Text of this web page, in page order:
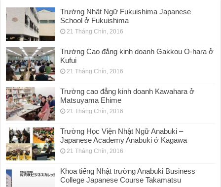
Trường Nhật Ngữ Fukuishima Japanese
School ở Fukuishima
21 Tháng Chín, 2016
Trường Cao đẳng kinh doanh Gakkou O-hara ở
Kufui
21 Tháng Chín, 2016
Trường cao đẳng kinh doanh Kawahara ở
Matsuyama Ehime
21 Tháng Chín, 2016
Trường Học Viện Nhật Ngữ Anabuki –
Japanese Academy Anabuki ở Kagawa
21 Tháng Chín, 2016
Khoa tiếng Nhật trường Anabuki Business
College Japanese Course Takamatsu